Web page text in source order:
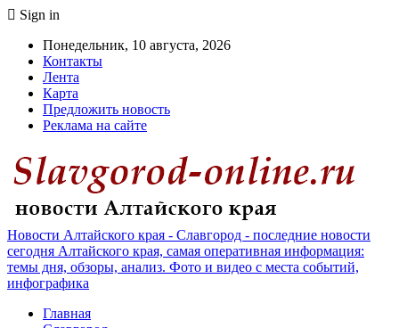
Sign in
Понедельник, 10 августа, 2026
Контакты
Лента
Карта
Предложить новость
Реклама на сайте
Новости Алтайского края - Славгород - последние новости
сегодня Алтайского края, самая оперативная информация:
темы дня, обзоры, анализ. Фото и видео с места событий,
инфографика
Главная